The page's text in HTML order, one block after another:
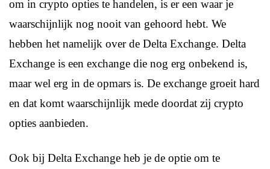
om in crypto opties te handelen, is er een waar je
waarschijnlijk nog nooit van gehoord hebt. We
hebben het namelijk over de Delta Exchange. Delta
Exchange is een exchange die nog erg onbekend is,
maar wel erg in de opmars is. De exchange groeit hard
en dat komt waarschijnlijk mede doordat zij crypto
opties aanbieden.
Ook bij Delta Exchange heb je de optie om te